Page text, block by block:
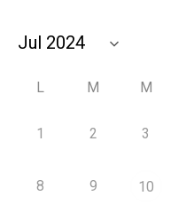
L M M
1 2 3
8 9 10